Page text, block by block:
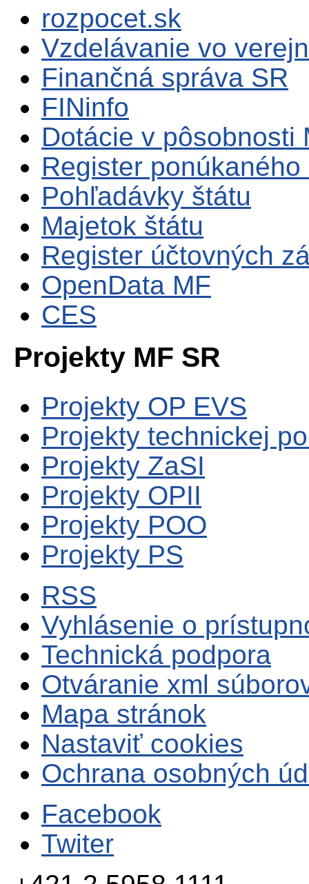
rozpocet.sk
Vzdelávanie vo
Finančná správa SR
FINinfo
Dotácie v pôsobnosti
Register
Pohľadávky štátu
Majetok štátu
Register účtovných
OpenData MF
CES
Projekty MF SR
Projekty OP EVS
Projekty technickej
Projekty ZaSI
Projekty OPII
Projekty POO
Projekty PS
RSS
Vyhlásenie o
Technická podpora
Otváranie xml
Mapa stránok
Nastaviť cookies
Ochrana osobných
Facebook
Twiter